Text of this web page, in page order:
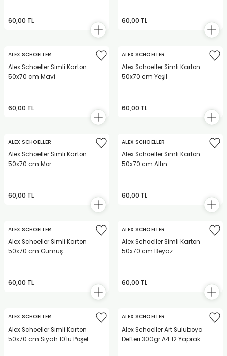
60,00 TL 60,00 TL
ALEX SCHOELLER
Alex Schoeller Simli Karton
50x70 cm Mavi
60,00 TL
ALEX SCHOELLER
Alex Schoeller Simli Karton
50x70 cm Yeşil
60,00 TL
ALEX SCHOELLER
Alex Schoeller Simli Karton
50x70 cm Mor
60,00 TL
ALEX SCHOELLER
Alex Schoeller Simli Karton
50x70 cm Altın
60,00 TL
ALEX SCHOELLER
Alex Schoeller Simli Karton
50x70 cm Gümüş
60,00 TL
ALEX SCHOELLER
Alex Schoeller Simli Karton
50x70 cm Beyaz
60,00 TL
ALEX SCHOELLER
Alex Schoeller Simli Karton
50x70 cm Siyah 10'lu Poşet
ALEX SCHOELLER
Alex Schoeller Art Suluboya
Defteri 300gr A4 12 Yaprak